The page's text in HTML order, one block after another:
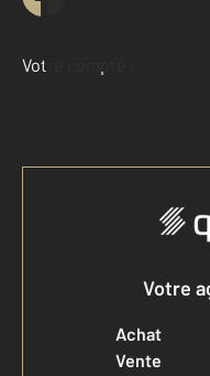
Votre compte :
Votre
Achat
Vente